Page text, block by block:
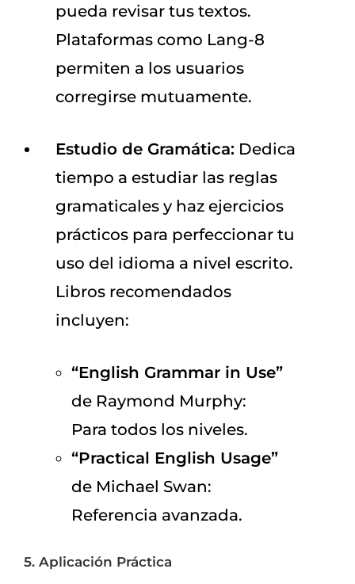
pueda revisar tus textos.
Plataformas como Lang-8
permiten a los usuarios
corregirse mutuamente.
Estudio de Gramática: Dedica
tiempo a estudiar las reglas
gramaticales y haz ejercicios
prácticos para perfeccionar tu
uso del idioma a nivel escrito.
Libros recomendados
incluyen:
“English Grammar in Use”
de Raymond Murphy:
Para todos los niveles.
“Practical English Usage”
de Michael Swan:
Referencia avanzada.
5. Aplicación Práctica